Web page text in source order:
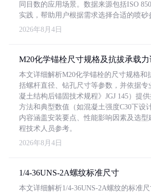
同目数的应用场景。数据来源包括ISO
实践，帮助用户根据需求选择合适的喷砂
2026年8月4日
M20化学锚栓尺寸规格及抗拔承载
本文详细解析M20化学锚栓的尺寸规格和
括螺杆直径、钻孔尺寸等参数，并依据专
凝土结构后锚固技术规程》JGJ 145）提
方法和典型数值（如混凝土强度C30下设
内容涵盖安装要点、性能影响因素及选型
程技术人员参考。
2026年8月4日
1/4-36UNS-2A螺纹标准尺寸
本文详细解析1/4-36UNS-2A螺纹的标准尺